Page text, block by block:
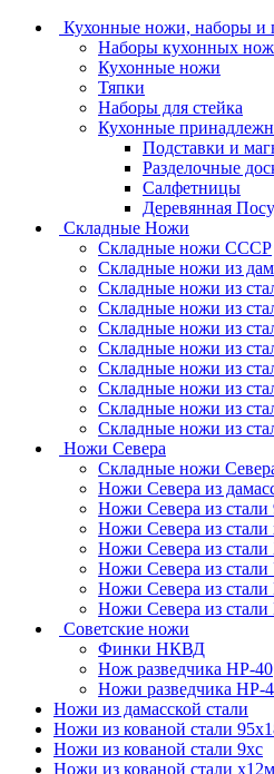
Кухонные ножи, наборы и
Наборы кухонных
Кухонные ножи
Тяпки
Наборы для стейка
Кухонные
Подставки и
Разделочные
Салфетницы
Деревянная
Складные Ножи
Cкладные ножи СССР
Складные ножи из
Складные ножи из
Складные ножи из
Складные ножи из
Складные ножи из
Складные ножи из
Складные ножи из
Складные ножи из
Складные ножи из
Ножи Севера
Складные ножи
Ножи Севера из
Ножи Севера из стали
Ножи Севера из
Ножи Севера из
Ножи Севера из стали
Ножи Севера из
Ножи Севера из стали
Советские ножи
Финки НКВД
Нож разведчика НР-40
Ножи разведчика НР-
Ножи из дамасской стали
Ножи из кованой стали
Ножи из кованой стали 9хс
Ножи из кованой стали